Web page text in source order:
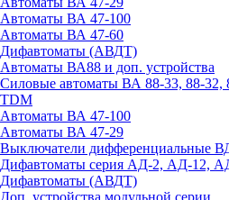
Автоматы ВА 47-100
Автоматы ВА 47-60
Дифавтоматы (АВДТ)
Автоматы ВА88 и доп. устройства
Силовые автоматы ВА 88-33, 88-32,
TDM
Автоматы ВА 47-100
Автоматы ВА 47-29
Выключатели дифференциальные
Дифавтоматы серия АД-2, АД-12,
Дифавтоматы (АВДТ)
Доп. устройства модульной серии